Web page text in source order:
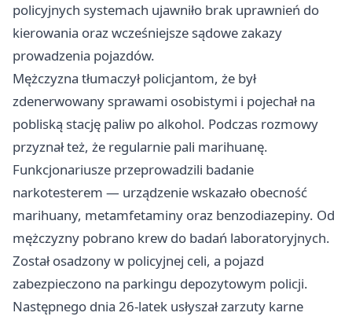
policyjnych systemach ujawniło brak uprawnień do
kierowania oraz wcześniejsze sądowe zakazy
prowadzenia pojazdów.
Mężczyzna tłumaczył policjantom, że był
zdenerwowany sprawami osobistymi i pojechał na
pobliską stację paliw po alkohol. Podczas rozmowy
przyznał też, że regularnie pali marihuanę.
Funkcjonariusze przeprowadzili badanie
narkotesterem — urządzenie wskazało obecność
marihuany, metamfetaminy oraz benzodiazepiny. Od
mężczyzny pobrano krew do badań laboratoryjnych.
Został osadzony w policyjnej celi, a pojazd
zabezpieczono na parkingu depozytowym policji.
Następnego dnia 26-latek usłyszał zarzuty karne